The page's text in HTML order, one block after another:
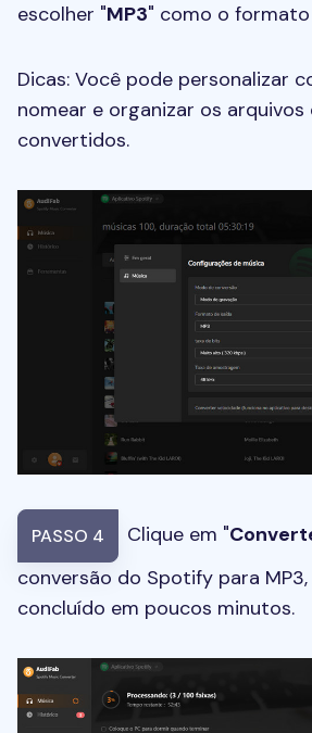
escolher "MP3" como o formato
Dicas: Você pode personalizar
nomear e organizar os
convertidos.
PASSO 4 Clique em "
conversão do Spotify para
concluído em poucos minutos.